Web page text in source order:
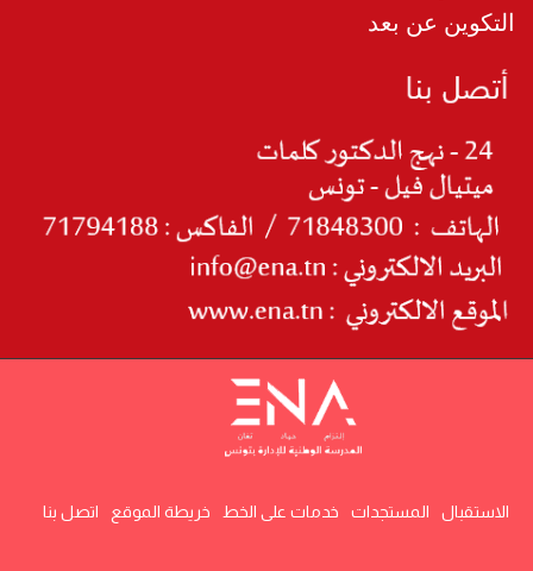
التكوين عن بعد
الاستقبال المستجدات خدمات على الخط خريطة الموقع اتصل بنا